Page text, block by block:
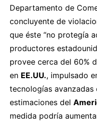
Departamento de
concluyente de
que éste “no protegía
productores
provee cerca del 60%
en EE.UU., impulsado
tecnologías avanzadas
estimaciones del
medida podría